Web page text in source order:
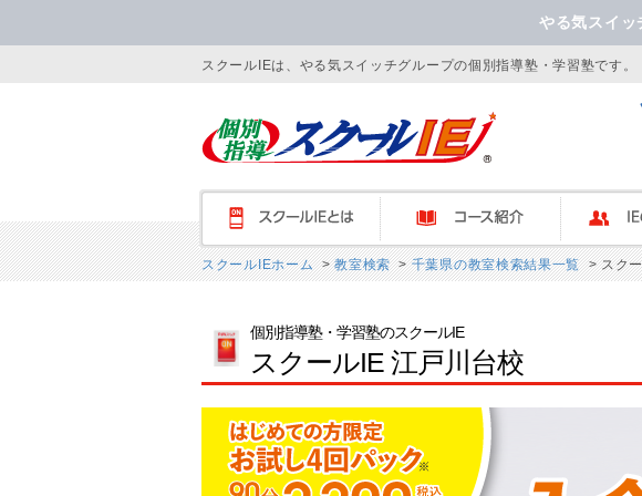
やる気スイッ
スクールIEは、やる気スイッチグループの個別指導塾・学習塾です。
スクールIEとは コース紹介 IEの個別
スクールIEホーム>教室検索>千葉県の教室検索結果一覧> スクー
個別指導塾・学習塾のスクールIE
スクールIE 江戸川台校